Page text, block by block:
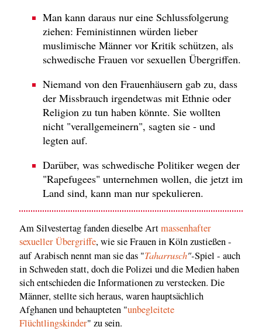
Man kann daraus nur eine Schlussfolgerung
ziehen: Feministinnen würden lieber
muslimische Männer vor Kritik schützen, als
schwedische Frauen vor sexuellen Übergriffen.
Niemand von den Frauenhäusern gab zu, dass
der Missbrauch irgendetwas mit Ethnie oder
Religion zu tun haben könnte. Sie wollten
nicht "verallgemeinern", sagten sie - und
legten auf.
Darüber, was schwedische Politiker wegen der
"Rapefugees" unternehmen wollen, die jetzt im
Land sind, kann man nur spekulieren.
Am Silvestertag fanden dieselbe Artmassenhafter
sexueller Übergriffe, wie sie Frauen in Köln zustießen -
auf Arabisch nennt man sie das "Taharrusch"-Spiel - auch
in Schweden statt, doch die Polizei und die Medien haben
sich entschieden die Informationen zu verstecken. Die
Männer, stellte sich heraus, waren hauptsächlich
Afghanen und behaupteten "unbegleitete
Flüchtlingskinder" zu sein.